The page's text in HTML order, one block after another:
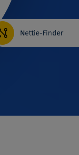
Nettie-Finder